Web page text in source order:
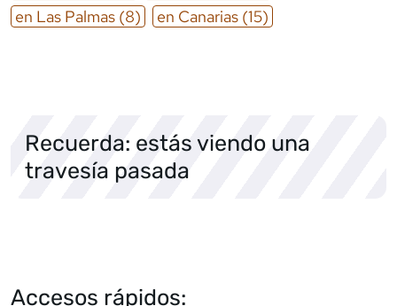
en Las Palmas (8) en Canarias (15)
Recuerda: estás viendo una
travesía pasada
Accesos rápidos: